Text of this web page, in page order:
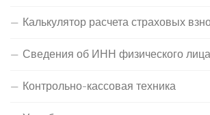
Калькулятор расчета страховых
Сведения об ИНН физического лица
Контрольно-кассовая техника